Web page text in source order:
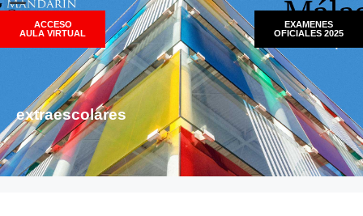
ACCESO
AULA VIRTUAL
EXAMENES
OFICIALES 2025
extraescolares